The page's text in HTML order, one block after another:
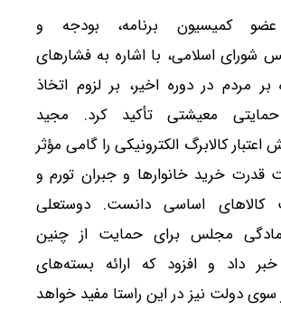
عضو کمیسیون برنامه، بودجه و
شورای اسلامی، با اشاره به فشارهای
بر مردم در دوره اخیر، بر لزوم اتخاذ
معیشتی تأکید کرد. مجید
اعتبار کالابرگ الکترونیکی را گامی مؤثر
خرید خانوارها و جبران تورم و
کالاهای اساسی دانست. دوستعلی
مجلس برای حمایت از چنین
داد و افزود که ارائه بسته‌های
سوی دولت نیز در این راستا مفید خواهد